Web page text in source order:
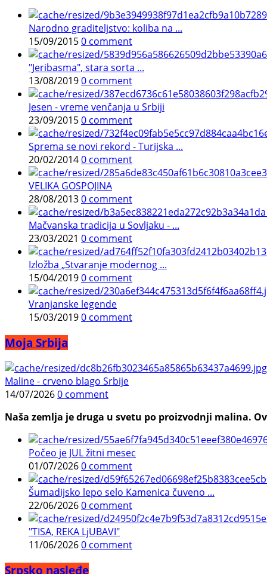
Narodno graditeljstvo: koliba na ...
15/09/20150 comment
"Jeribasma", stara sorta ...
13/08/20190 comment
Jesen - vreme venčanja u Srbiji
23/09/20150 comment
Sprema se novi rekord - Turijska ...
20/02/20140 comment
VELIKA GOSPOJINA
28/08/20130 comment
Mačvanska tradicija u Sovljaku - ...
23/03/2021 0 comment
Izložba „Stvaranje modernog ...
15/04/20190 comment
Vranjanske legende
15/03/20190 comment
Moja Srbija
Maline - crveno blago Srbije
14/07/20260 comment
Naša zemlja je druga u svetu po proizvodnji malina.
Počeo je JUL žitni mesec
01/07/20260 comment
Šumadijsko lepo selo Kamenica čuveno ...
22/06/20260 comment
"TISA, REKA LjUBAVI"
11/06/20260 comment
Srpsko nasleđe